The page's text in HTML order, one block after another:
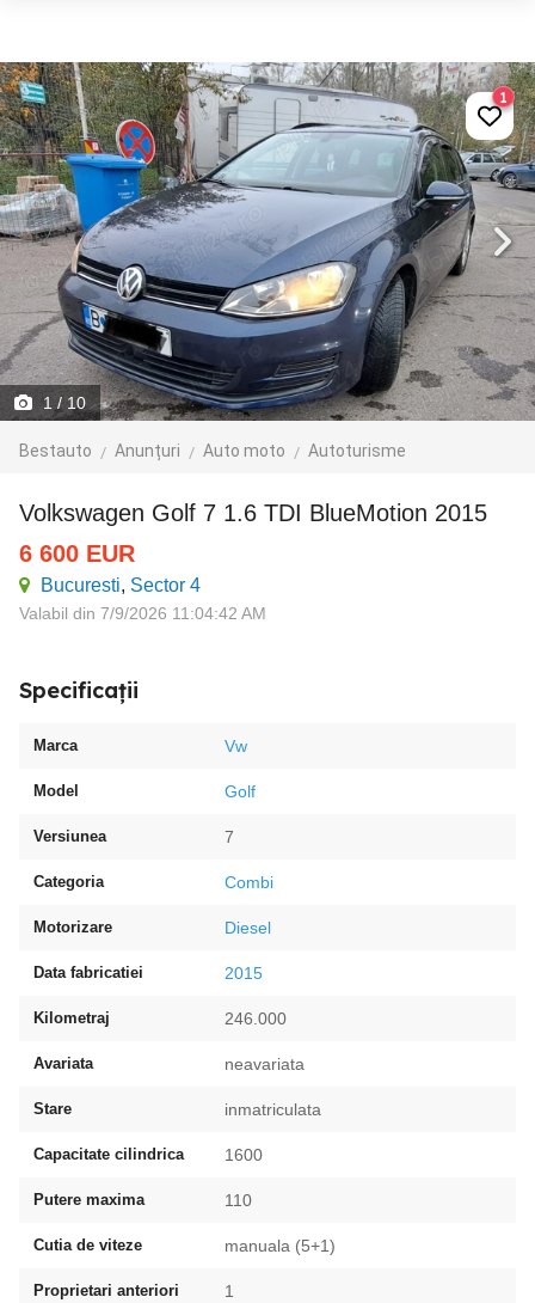
1 / 10
Bestauto Anunțuri Auto moto Autoturisme
1
Volkswagen Golf 7 1.6 TDI BlueMotion 2015
6 600 EUR
Bucuresti, Sector 4
Valabil din 7/9/2026 11:04:42 AM
Specificații
Marca Vw
Model Golf
Versiunea 7
Categoria Combi
Motorizare Diesel
Data fabricatiei 2015
Kilometraj 246.000
Avariata neavariata
Stare inmatriculata
Capacitate cilindrica 1600
Putere maxima 110
Cutia de viteze manuala (5+1)
Proprietari anteriori 1